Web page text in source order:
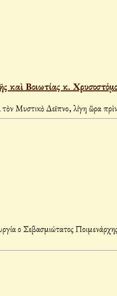
καὶ Βοιωτίας κ.
Δεῖπνο, λίγη ὥρα πρὶν
ο Σεβασμιώτατος